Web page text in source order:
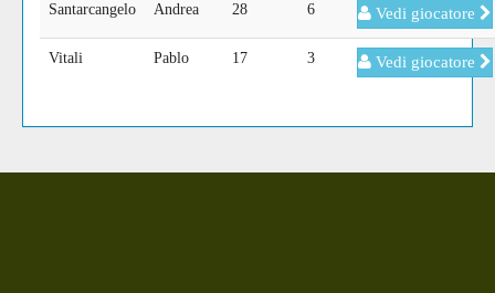
Santarcangelo Andrea 28 6 Vedi giocatore
Vitali Pablo 17 3 Vedi giocatore